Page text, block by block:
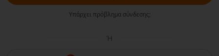
Υπάρχει πρόβλημα σύνδεσης;
Ή